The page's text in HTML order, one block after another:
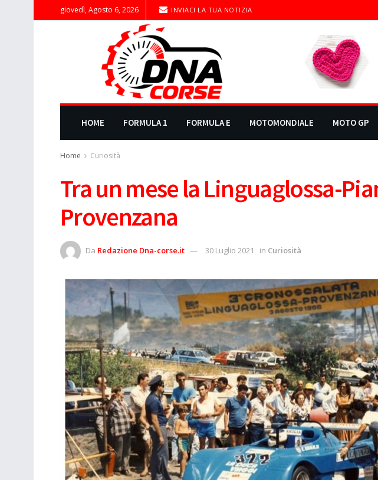
giovedì, Agosto 6, 2026 INVIACI LA TUA NOTIZIA
HOME FORMULA 1 FORMULA E MOTOMONDIALE MOTO GP
Home Curiosità
Tra un mese la Linguaglossa-
Provenzana
Da Redazione Dna-corse.it 30 Luglio 2021 in Curiosità